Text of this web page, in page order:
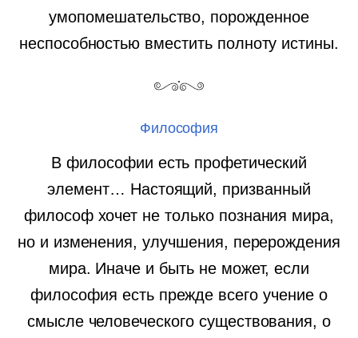
умопомешательство, порожденное
неспособностью вместить полноту истины.
Философия
В философии есть профетический
элемент… Настоящий, призванный
философ хочет не только познания мира,
но и изменения, улучшения, перерождения
мира. Иначе и быть не может, если
философия есть прежде всего учение о
смысле человеческого существования, о